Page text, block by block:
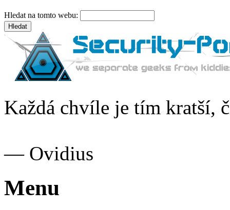
Hledat na tomto webu:
Každá chvíle je tím kratší,
— Ovidius
Menu